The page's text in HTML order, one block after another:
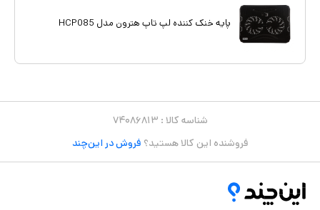
پایه خنک کننده لپ تاپ هترون مدل HCP085
شناسه کالا : ۷۴۰۸۶۸۱۳
فروشنده این کالا هستید؟ فروش در این‌چند